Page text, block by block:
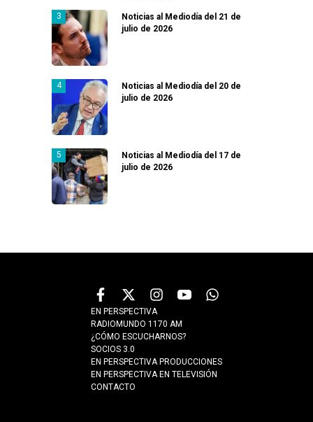
Noticias al Mediodía del 21 de
julio de 2026
Noticias al Mediodía del 20 de
julio de 2026
Noticias al Mediodía del 17 de
julio de 2026
EN PERSPECTIVA
RADIOMUNDO 1170 AM
¿CÓMO ESCUCHARNOS?
SOCIOS 3.0
EN PERSPECTIVA PRODUCCIONES
EN PERSPECTIVA EN TELEVISIÓN
CONTACTO